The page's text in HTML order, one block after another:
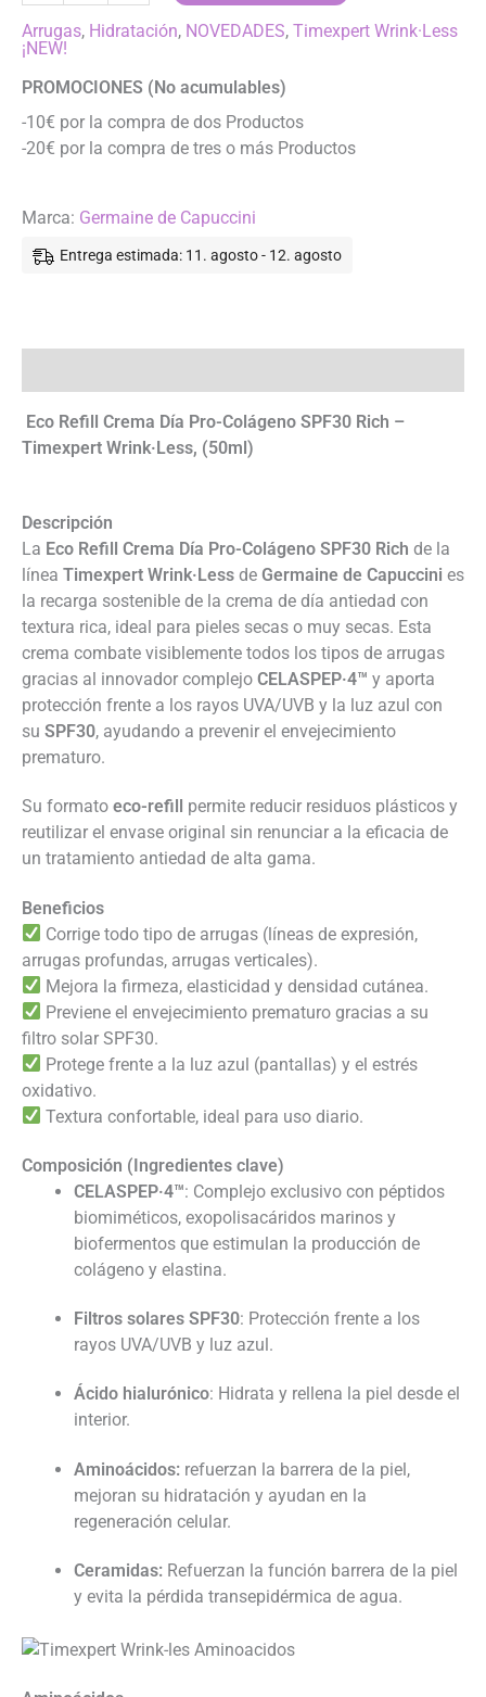
Crema
Día
Pro-
SPF30
Rich
Timexpert
cantidad
Arrugas, Hidratación, NOVEDADES, Timexpert Wrink·Less
¡NEW!
PROMOCIONES (No acumulables)
-10€ por la compra de dos Productos
-20€ por la compra de tres o más Productos
Marca: Germaine de Capuccini
Entrega estimada: 11. agosto - 12. agosto
Eco Refill Crema Día Pro-Colágeno SPF30 Rich –
Timexpert Wrink·Less, (50ml)
Descripción
La Eco Refill Crema Día Pro-Colágeno SPF30 Rich de la
línea Timexpert Wrink·Less de Germaine de Capuccini es
la recarga sostenible de la crema de día antiedad con
textura rica, ideal para pieles secas o muy secas. Esta
crema combate visiblemente todos los tipos de arrugas
gracias al innovador complejo CELASPEP·4™ y aporta
protección frente a los rayos UVA/UVB y la luz azul con
su SPF30, ayudando a prevenir el envejecimiento
prematuro.
Su formato eco-refill
permite reducir residuos plásticos y
reutilizar el envase original sin renunciar a la eficacia de
un tratamiento antiedad de alta gama.
Beneficios
Corrige todo tipo de arrugas (líneas de expresión,
arrugas profundas, arrugas verticales).
Mejora la firmeza, elasticidad y densidad cutánea.
Previene el envejecimiento prematuro gracias a su
filtro solar SPF30.
Protege frente a la luz azul (pantallas) y el estrés
oxidativo.
Textura confortable, ideal para uso diario.
Composición (Ingredientes clave)
CELASPEP·4™: Complejo exclusivo con péptidos
biomiméticos, exopolisacáridos marinos y
biofermentos que estimulan la producción de
colágeno y elastina.
Filtros solares SPF30: Protección frente a los
rayos UVA/UVB y luz azul.
Ácido hialurónico: Hidrata y rellena la piel desde el
interior.
Aminoácidos: refuerzan la barrera de la piel,
mejoran su hidratación y ayudan en la
regeneración celular.
Ceramidas: Refuerzan la función barrera de la piel
y evita la pérdida transepidérmica de agua.